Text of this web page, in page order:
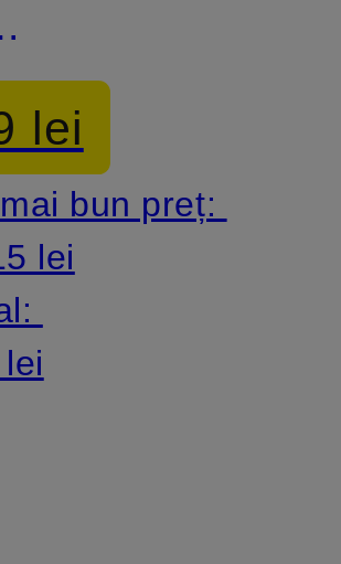
lei
bun preț:
lei